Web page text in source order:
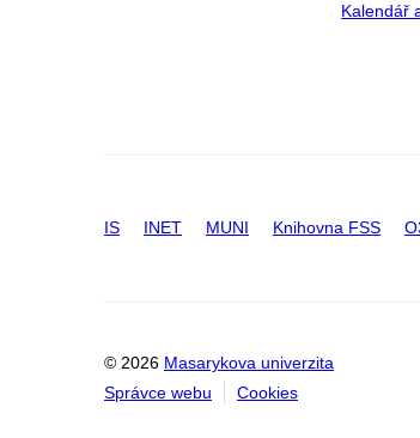
Kalendář
IS INET MUNI Knihovna FSS
© 2026 Masarykova univerzita
Správce webu
Cookies